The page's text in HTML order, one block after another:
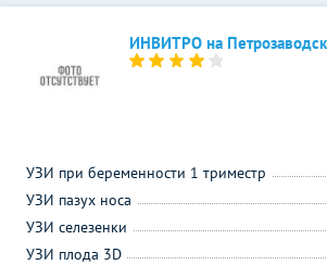
ИНВИТРО на
УЗИ при беременности 1 триместр
УЗИ пазух носа
УЗИ селезенки
УЗИ плода 3D